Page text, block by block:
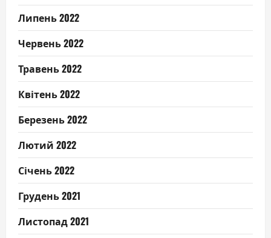
Липень 2022
Червень 2022
Травень 2022
Квітень 2022
Березень 2022
Лютий 2022
Січень 2022
Грудень 2021
Листопад 2021